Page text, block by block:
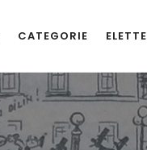
CATEGORIE ELETTE